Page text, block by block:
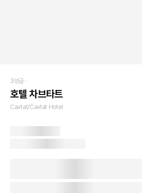
3성급 ·
호텔 차브타트
Cavtat/Cavtat Hotel